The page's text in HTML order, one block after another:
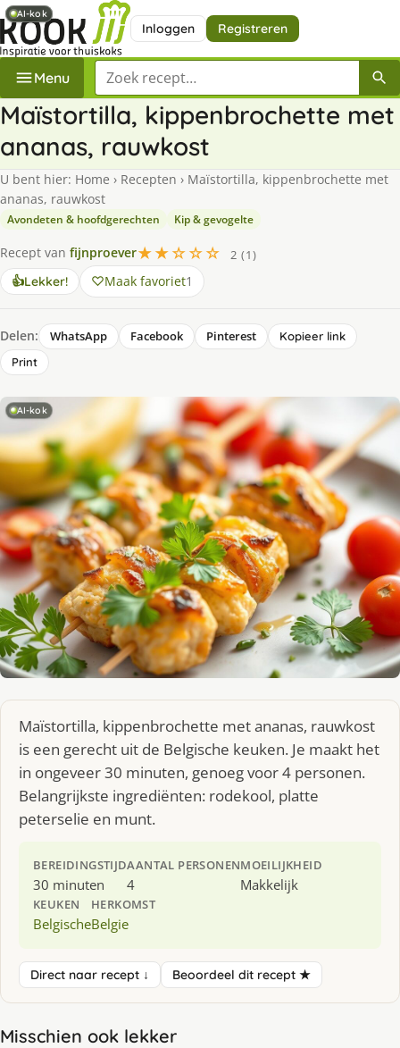
Inloggen Registreren
Menu Zoek een recept
Maïstortilla, kippenbrochette met
ananas, rauwkost
U bent hier: Home › Recepten › Maïstortilla, kippenbrochette met
ananas, rauwkost
Avondeten & hoofdgerechten Kip & gevogelte
Recept van fijnproever★★☆☆☆
2 (1)
👍Lekker! Maak favoriet1
Delen: WhatsApp Facebook Pinterest
Kopieer link
Print
AI-kok
Maïstortilla, kippenbrochette met ananas, rauwkost
is een gerecht uit de Belgische keuken. Je maakt het
in ongeveer 30 minuten, genoeg voor 4 personen.
Belangrijkste ingrediënten: rodekool, platte
peterselie en munt.
BEREIDINGSTIJD
30 minuten
AANTAL PERSONEN
4
MOEILIJKHEID
Makkelijk
KEUKEN
Belgische
HERKOMST
Belgie
Direct naar recept ↓ Beoordeel dit recept ★
Misschien ook lekker
AI-kok
AI-kok